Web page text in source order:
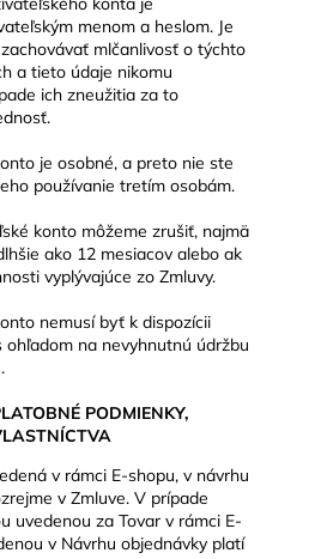
menom a heslom. Je
mlčanlivosť o týchto
a tieto údaje nikomu
ich zneužitia za to
je osobné, a preto nie ste
používanie tretím osobám.
konto môžeme zrušiť, najmä
ako 12 mesiacov alebo ak
vyplývajúce zo Zmluvy.
nemusí byť k dispozícii
ohľadom na nevyhnutnú údržbu
PODMIENKY,
v rámci E-shopu, v návrhu
v Zmluve. V prípade
uvedenou za Tovar v rámci E-
v Návrhu objednávky platí